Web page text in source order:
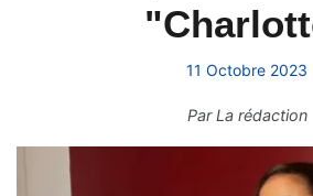
11 Octobre 2023
ParLa rédaction